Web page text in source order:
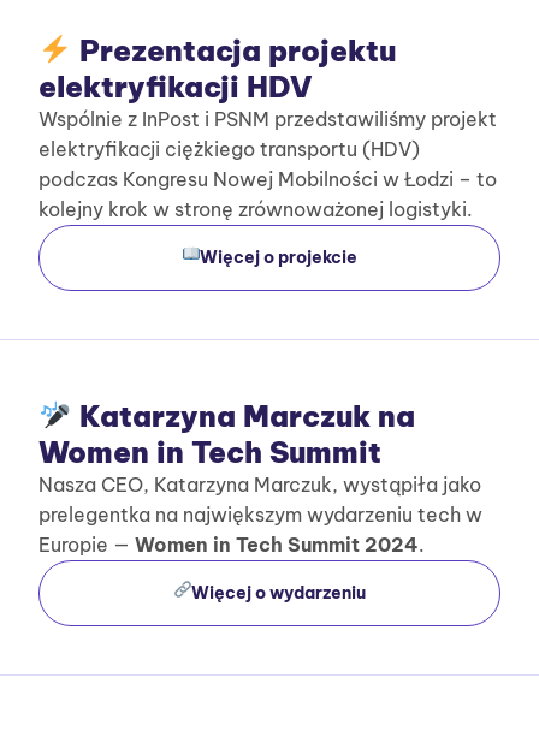
Prezentacja projektu
elektryfikacji HDV
Wspólnie z InPost i PSNM przedstawiliśmy projekt
elektryfikacji ciężkiego transportu (HDV)
podczas Kongresu Nowej Mobilności w Łodzi – to
kolejny krok w stronę zrównoważonej logistyki.
Więcej o projekcie
Katarzyna Marczuk na
Women in Tech Summit
Nasza CEO, Katarzyna Marczuk, wystąpiła jako
prelegentka na największym wydarzeniu tech w
Europie — Women in Tech Summit 2024.
Więcej o wydarzeniu